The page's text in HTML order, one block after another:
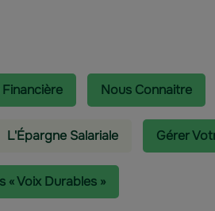
Financière Nous Connaitre
L'épargne Salariale Gérer
« Voix Durables »